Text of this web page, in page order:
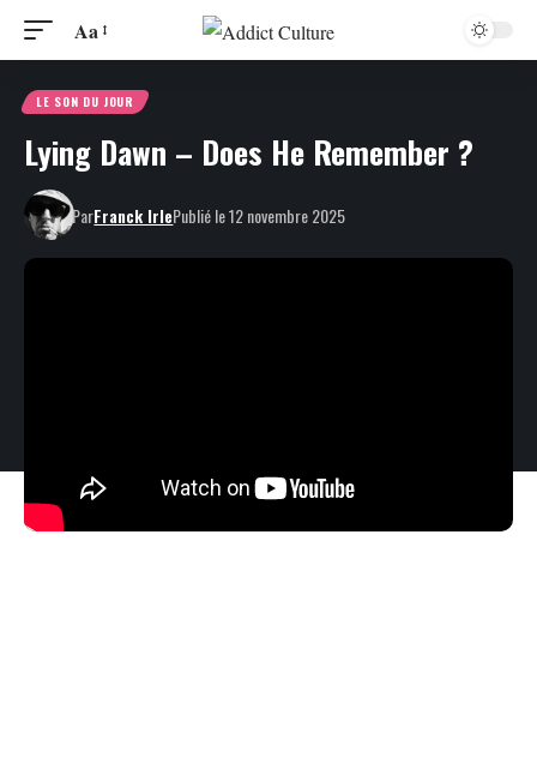
Aa
LE SON DU JOUR
Lying Dawn – Does He Remember ?
ParFranck IrlePublié le 12 novembre 2025